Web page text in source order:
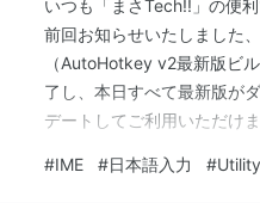
いつも「まさTech!!」の便
前回お知らせいたしました
（AutoHotkey v2最新版ビ
了し、本日すべて最新版が
デートしてご利用いただけ
をお知らせいたします！
#IME #日本語入力 #